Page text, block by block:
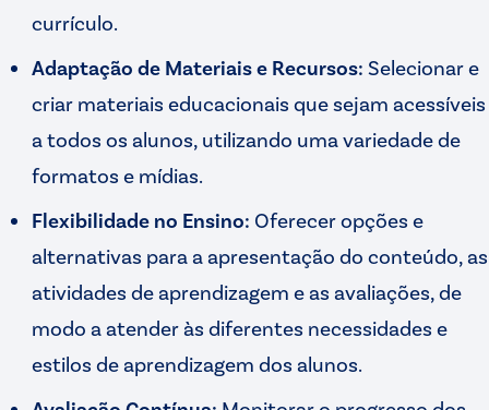
currículo.
Adaptação de Materiais e Recursos: Selecionar e
criar materiais educacionais que sejam acessíveis
a todos os alunos, utilizando uma variedade de
formatos e mídias.
Flexibilidade no Ensino: Oferecer opções e
alternativas para a apresentação do conteúdo, as
atividades de aprendizagem e as avaliações, de
modo a atender às diferentes necessidades e
estilos de aprendizagem dos alunos.